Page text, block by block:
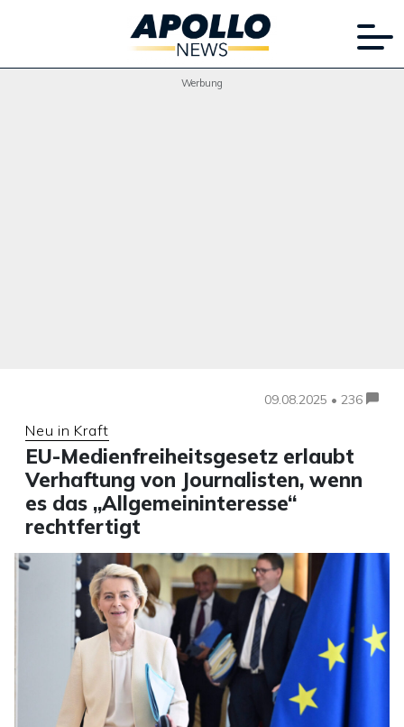
Werbung
09.08.2025 • 236
Neu in Kraft
EU-Medienfreiheitsgesetz erlaubt
Verhaftung von Journalisten, wenn
es das „Allgemeininteresse“
rechtfertigt